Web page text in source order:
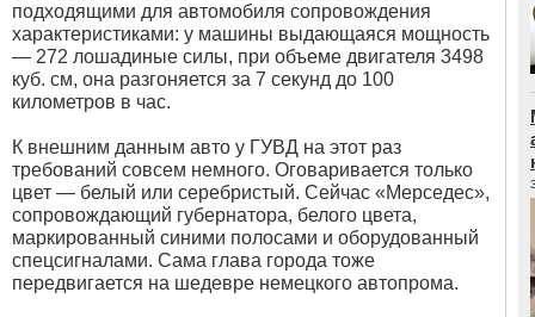
подходящими для автомобиля сопровождения
характеристиками: у машины выдающаяся мощность
— 272 лошадиные силы, при объеме двигателя 3498
куб. см, она разгоняется за 7 секунд до 100
километров в час.
К внешним данным авто у ГУВД на этот раз
требований совсем немного. Оговаривается только
цвет — белый или серебристый. Сейчас «Мерседес»,
сопровождающий губернатора, белого цвета,
маркированный синими полосами и оборудованный
спецсигналами. Сама глава города тоже
передвигается на шедевре немецкого автопрома.